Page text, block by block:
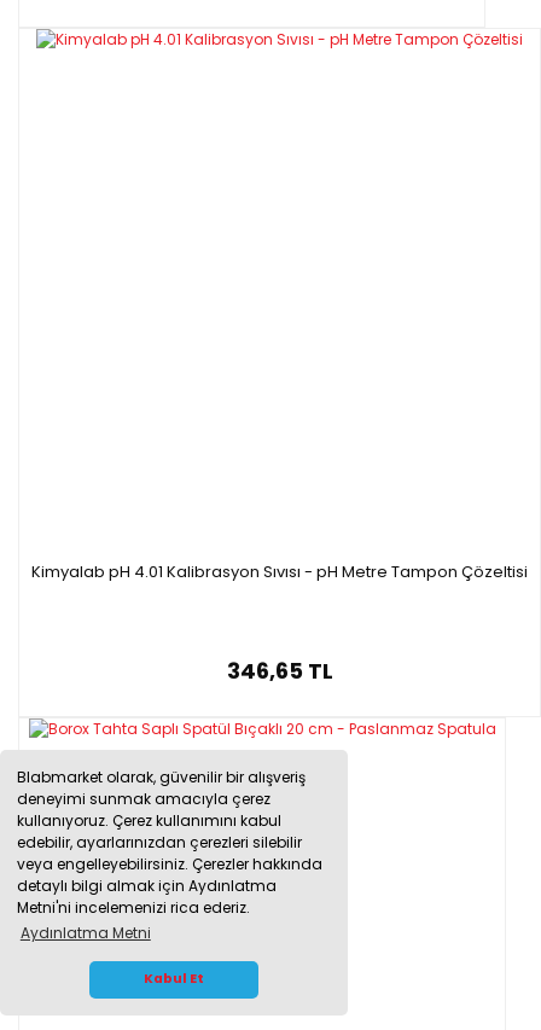
Blabmarket olarak, güvenilir bir alışveriş
deneyimi sunmak amacıyla çerez
kullanıyoruz. Çerez kullanımını kabul
edebilir, ayarlarınızdan çerezleri silebilir
veya engelleyebilirsiniz. Çerezler hakkında
detaylı bilgi almak için Aydınlatma
Metni'ni incelemenizi rica ederiz.
Aydınlatma Metni
Kabul Et
Kimyalab pH 4.01 Kalibrasyon Sıvısı - pH Metre Tampon Çözeltisi
346,65 TL
WHATSAPP İLETİŞİM